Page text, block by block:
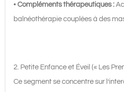
•Compléments thérapeutiques :
balnéothérapie couplées à des
2. Petite Enfance et Éveil (« Les
Ce segment se concentre sur